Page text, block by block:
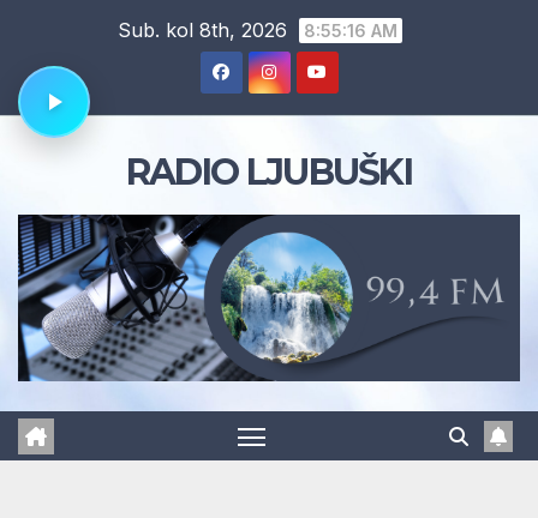
content
Sub. kol 8th, 2026 8:55:16 AM
RADIO LJUBUŠKI